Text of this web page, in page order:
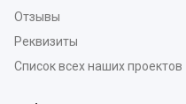
Отзывы
Реквизиты
Список всех наших проектов